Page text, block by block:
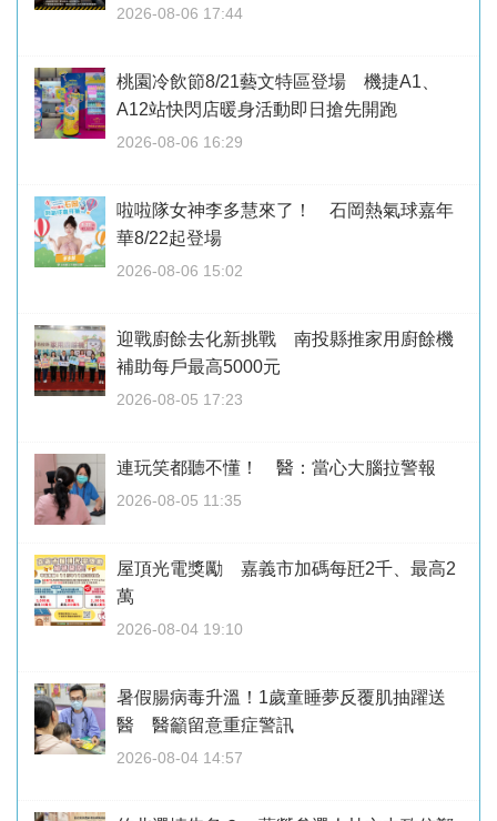
2026-08-06 17:44
桃園冷飲節8/21藝文特區登場 機捷A1、
A12站快閃店暖身活動即日搶先開跑
2026-08-06 16:29
啦啦隊女神李多慧來了！ 石岡熱氣球嘉年
華8/22起登場
2026-08-06 15:02
迎戰廚餘去化新挑戰 南投縣推家用廚餘機
補助每戶最高5000元
2026-08-05 17:23
連玩笑都聽不懂！ 醫：當心大腦拉警報
2026-08-05 11:35
屋頂光電獎勵 嘉義市加碼每瓩2千、最高2
萬
2026-08-04 19:10
暑假腸病毒升溫！1歲童睡夢反覆肌抽躍送
醫 醫籲留意重症警訊
2026-08-04 14:57